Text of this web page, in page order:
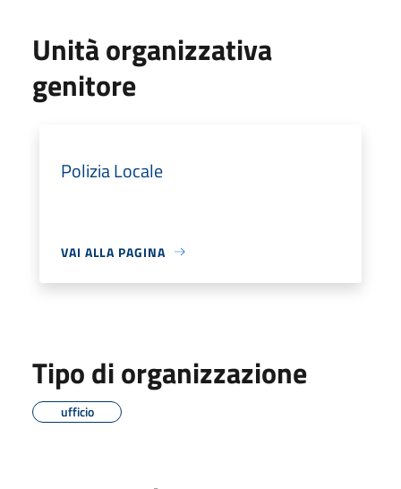
Unità organizzativa
genitore
Polizia Locale
VAI ALLA PAGINA
Tipo di organizzazione
ufficio